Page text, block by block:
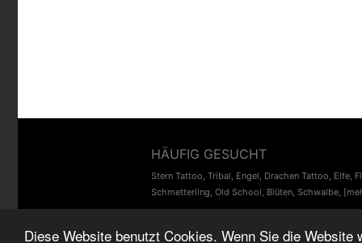
Diese Website benutzt Cookies. Wenn Sie die
HÄUFIG GESUCHT
Stern Tattoo, Tribal, Engel, Drachen Tattoo, Elfe,
Schmetterling, Old School, Blüten, Schwalbe,